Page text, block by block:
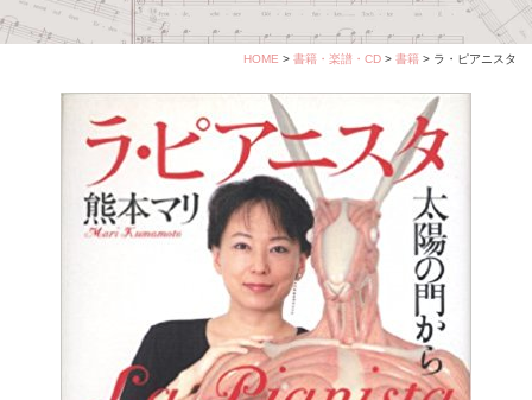
HOME > 書籍・楽譜・CD> 書籍> ラ・ピアニスタ